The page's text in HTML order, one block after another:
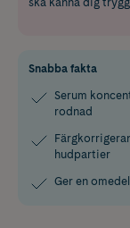
Snabba fakta
Serum
rodnad
hudpartier
Ger en